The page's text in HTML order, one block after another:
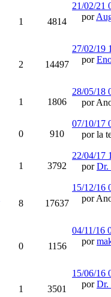
1 4814
21/02/21
por
2 14497
27/02/19
por
1 1806
28/05/18
por
0 910
07/10/17
por la
1 3792
22/04/17
porDr.
8 17637
15/12/16
por
0 1156
04/11/16
por
1 3501
15/06/16
porDr.